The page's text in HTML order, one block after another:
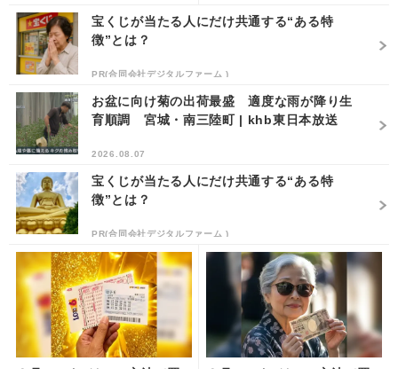
宝くじが当たる人にだけ共通する“ある特
徴”とは？
PR(合同会社デジタルファーム )
お盆に向け菊の出荷最盛 適度な雨が降り生
育順調 宮城・南三陸町 | khb東日本放送
2026.08.07
宝くじが当たる人にだけ共通する“ある特
徴”とは？
PR(合同会社デジタルファーム )